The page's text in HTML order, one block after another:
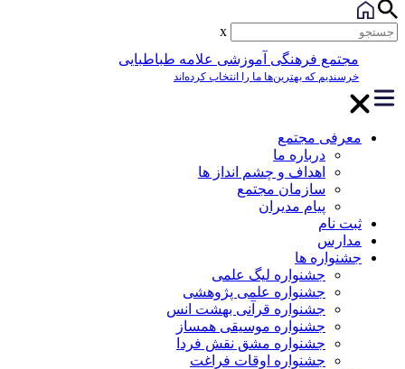
مجتمع فرهنگی آموزشی علامه طباطبایی
خرسندیم که بهترین‌ها ما را انتخاب کرده‌اند
معرفی مجتمع
درباره ما
اهداف و چشم انداز ها
سازمان مجتمع
پیام مدیران
ثبت نام
مدارس
جشنواره ها
جشنواره لیگ علمی
جشنواره علمی پژوهشی
جشنواره قرآنی بهشت انس
جشنواره موسیقی همساز
جشنواره مشق نقش فردا
جشنواره اوقات فراغت